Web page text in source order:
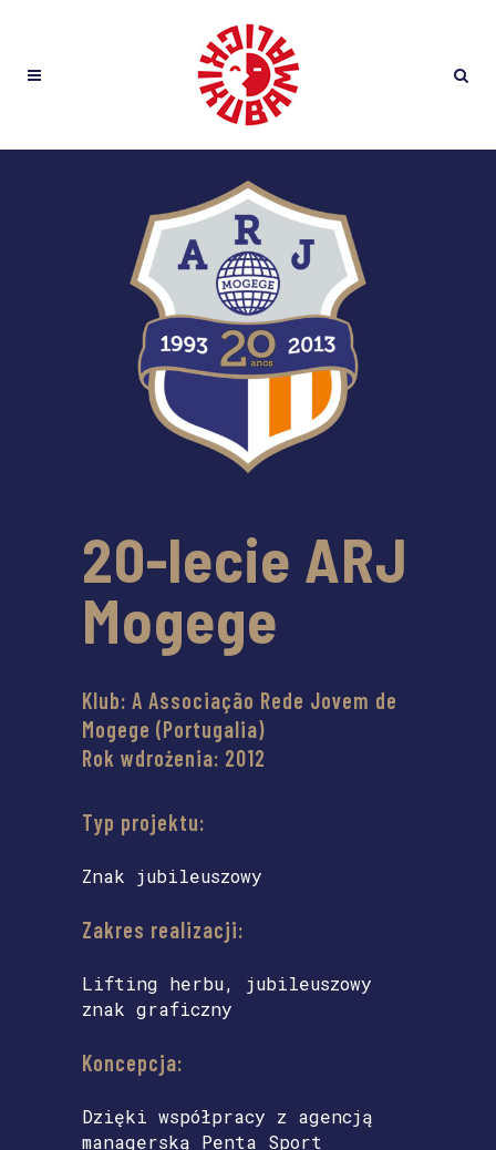
20-lecie ARJ
Mogege
Klub: A Associação Rede Jovem de
Mogege (Portugalia)
Rok wdrożenia: 2012
Typ projektu:
Znak jubileuszowy
Zakres realizacji:
Lifting herbu, jubileuszowy
znak graficzny
Koncepcja:
Dzięki współpracy z agencją
managerską Penta Sport